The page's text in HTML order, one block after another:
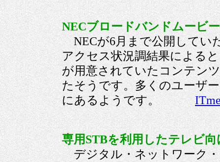
NECブロードバンドムービ
NECが6月まで公開してい
アクセス状況調結果によると
が用意されていたコンテン
たそうです。多くのユーザ
にあるようです。
専用STBを利用したテレビ
デジタル・ネットワーク・